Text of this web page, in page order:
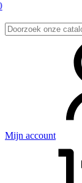
Zoeken
naar:
Mijn account